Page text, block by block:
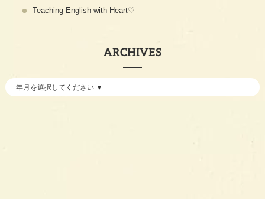
Teaching English with Heart♡
ARCHIVES